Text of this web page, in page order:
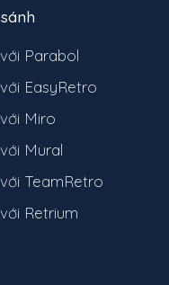
Parabol
EasyRetro
Miro
Mural
TeamRetro
Retrium